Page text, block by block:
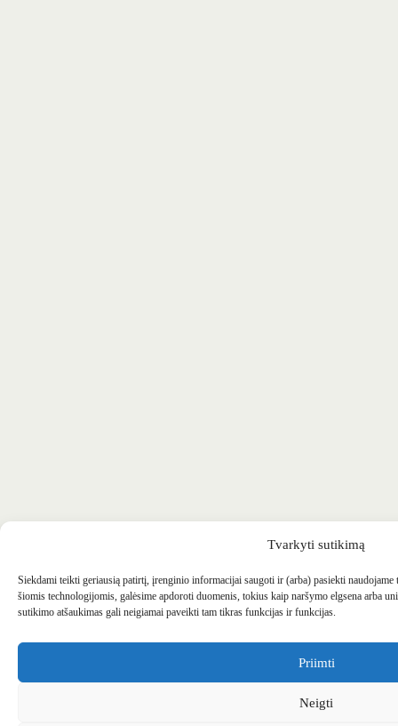
Tvarkyti sutikimą
Siekdami teikti geriausią patirtį, įrenginio informacijai saugoti ir (arba) pasiekti
šiomis technologijomis, galėsime apdoroti duomenis, tokius kaip naršymo elgsena arba
sutikimo atšaukimas gali neigiamai paveikti tam tikras funkcijas ir funkcijas.
Priimti
Neigti